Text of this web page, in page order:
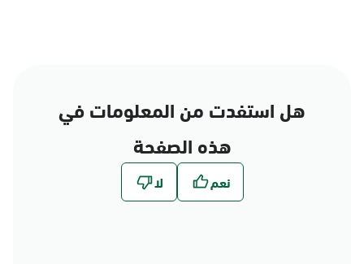
هل استفدت من المعلومات في
هذه الصفحة